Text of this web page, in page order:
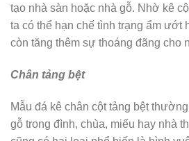
tạo nhà sàn hoặc nhà gỗ. Nhờ kê
ta có thể hạn chế tình trạng ẩm ướt
còn tăng thêm sự thoáng đãng cho
Chân tảng bệt
Mẫu đá kê chân cột tảng bệt
gỗ trong đình, chùa, miếu hay nhà